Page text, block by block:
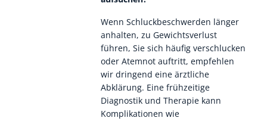
Wenn Schluckbeschwerden länger
anhalten, zu Gewichtsverlust
führen, Sie sich häufig verschlucken
oder Atemnot auftritt, empfehlen
wir dringend eine ärztliche
Abklärung. Eine frühzeitige
Diagnostik und Therapie kann
Komplikationen wie